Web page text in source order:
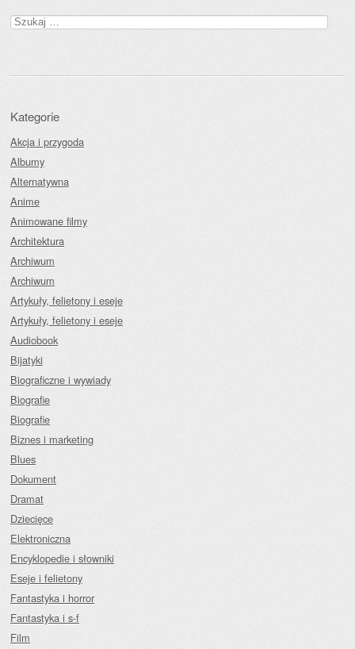
Szukaj:
Kategorie
Akcja i przygoda
Albumy
Alternatywna
Anime
Animowane filmy
Architektura
Archiwum
Archiwum
Artykuły, felietony i eseje
Artykuły, felietony i eseje
Audiobook
Bijatyki
Biograficzne i wywiady
Biografie
Biografie
Biznes i marketing
Blues
Dokument
Dramat
Dziecięce
Elektroniczna
Encyklopedie i słowniki
Eseje i felietony
Fantastyka i horror
Fantastyka i s-f
Film